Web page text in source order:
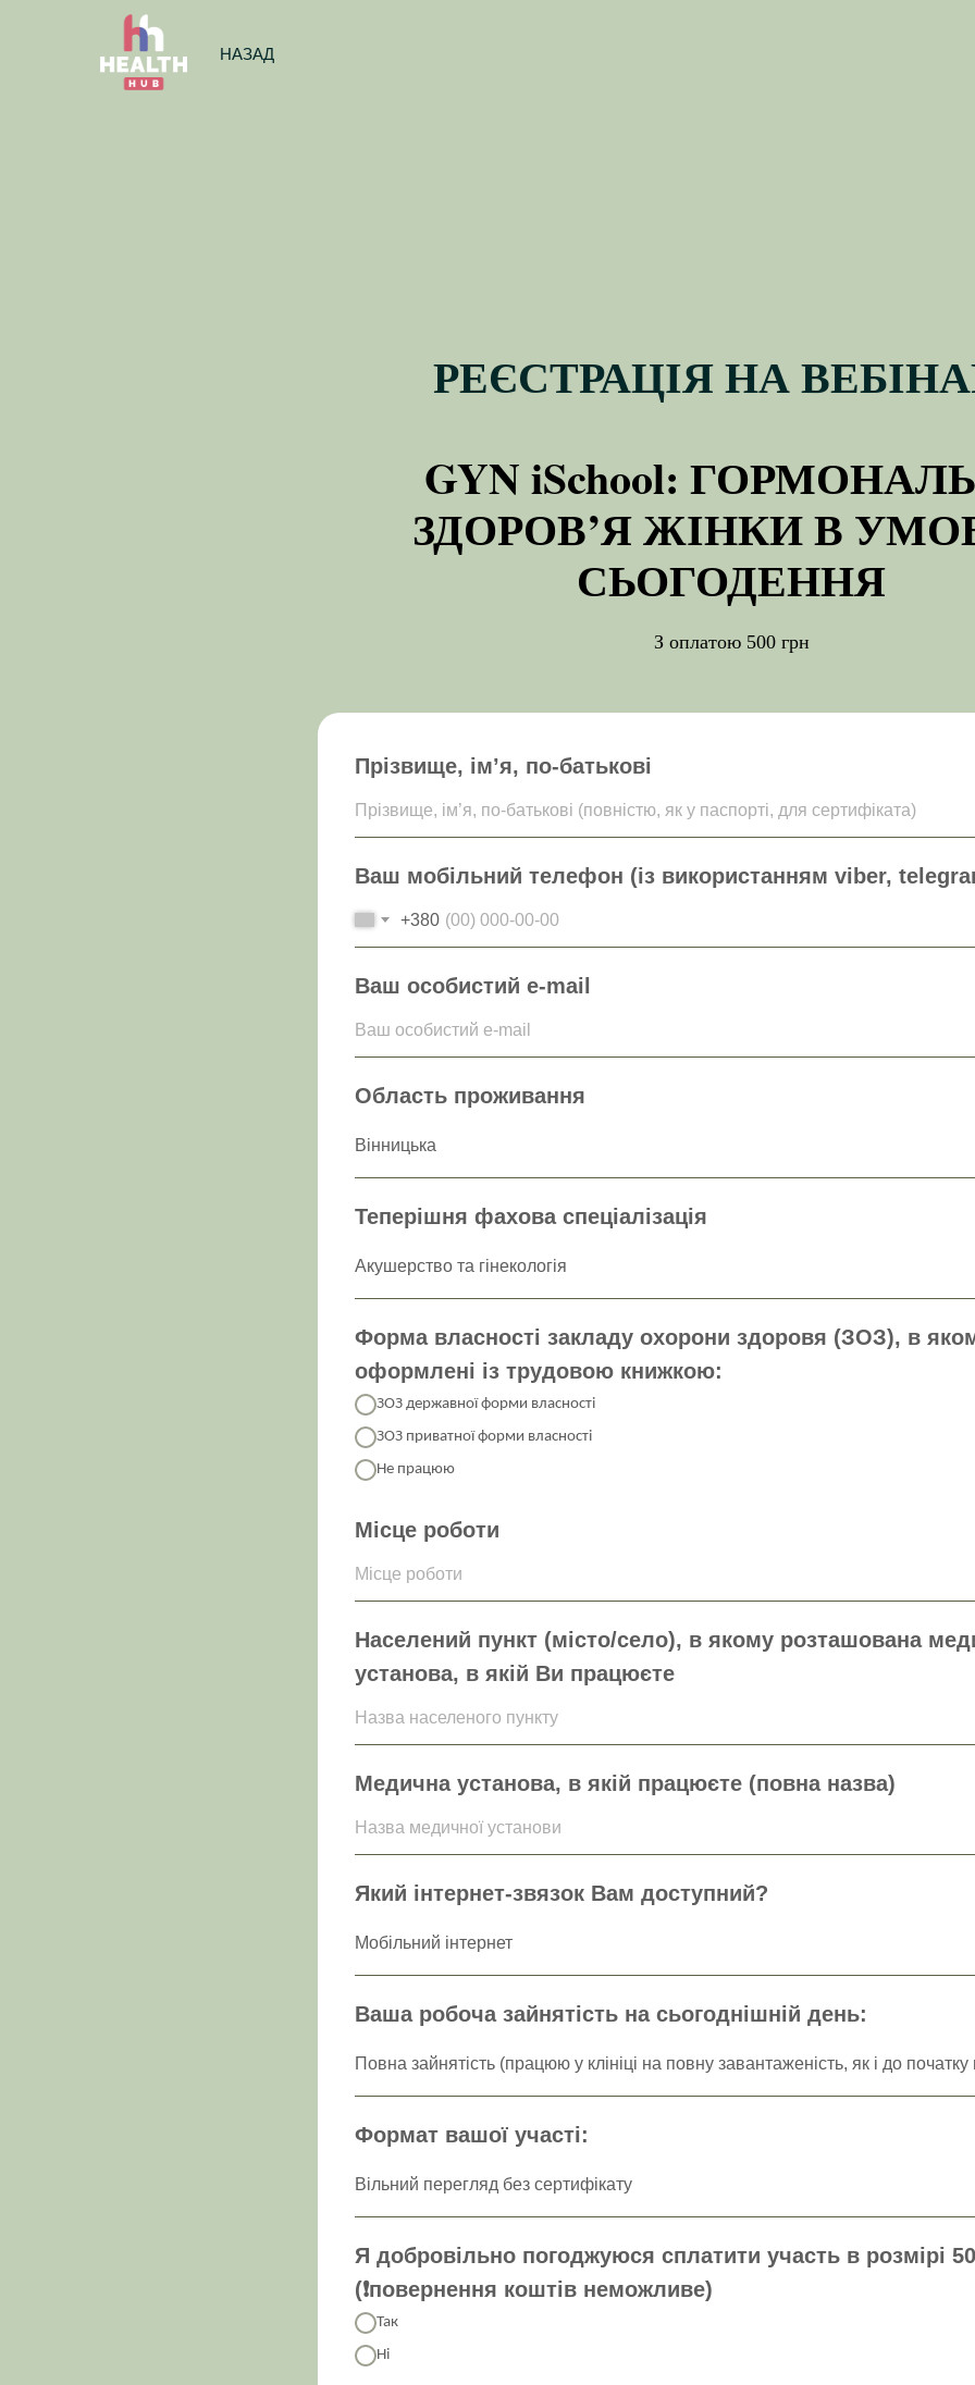
НАЗАД
РЕЄСТРАЦІЯ НА
GYN iSchool:
ЗДОРОВ’Я ЖІНКИ В
СЬОГОДЕННЯ
З оплатою 500 грн
Прізвище, ім’я, по-батькові
Прізвище, ім’я, по-батькові (повністю, як у паспорті, для сертифіката)
Ваш мобільний телефон (із використанням viber,
+380
Ваш особистий e-mail
Ваш особистий e-mail
Область проживання
Теперішня фахова спеціалізація
Форма власності закладу охорони здоровя (ЗОЗ), в
оформлені із трудовою книжкою:
ЗОЗ державної форми власності
ЗОЗ приватної форми власності
Не працюю
Місце роботи
Місце роботи
Населений пункт (місто/село), в якому розташована
установа, в якій Ви працюєте
Назва населеного пункту
Медична установа, в якій працюєте (повна назва)
Назва медичної установи
Який інтернет-звязок Вам доступний?
Ваша робоча зайнятість на сьогоднішній день:
Формат вашої участі:
Я добровільно погоджуюся сплатити участь в розмірі
(❗️повернення коштів неможливе)
Так
Ні